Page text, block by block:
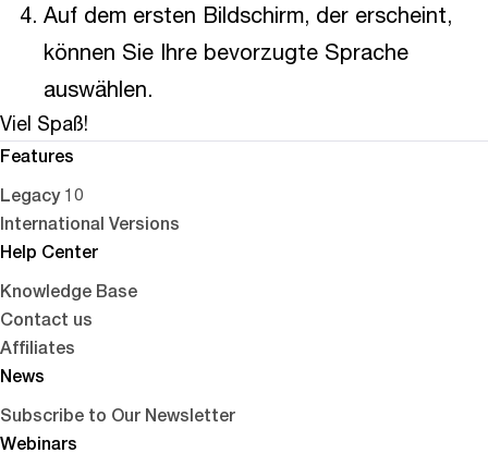
Auf dem ersten Bildschirm, der erscheint,
können Sie Ihre bevorzugte Sprache
auswählen.
Viel Spaß!
Features
Legacy 10
International Versions
Help Center
Knowledge Base
Contact us
Affiliates
News
Subscribe to Our Newsletter
Webinars